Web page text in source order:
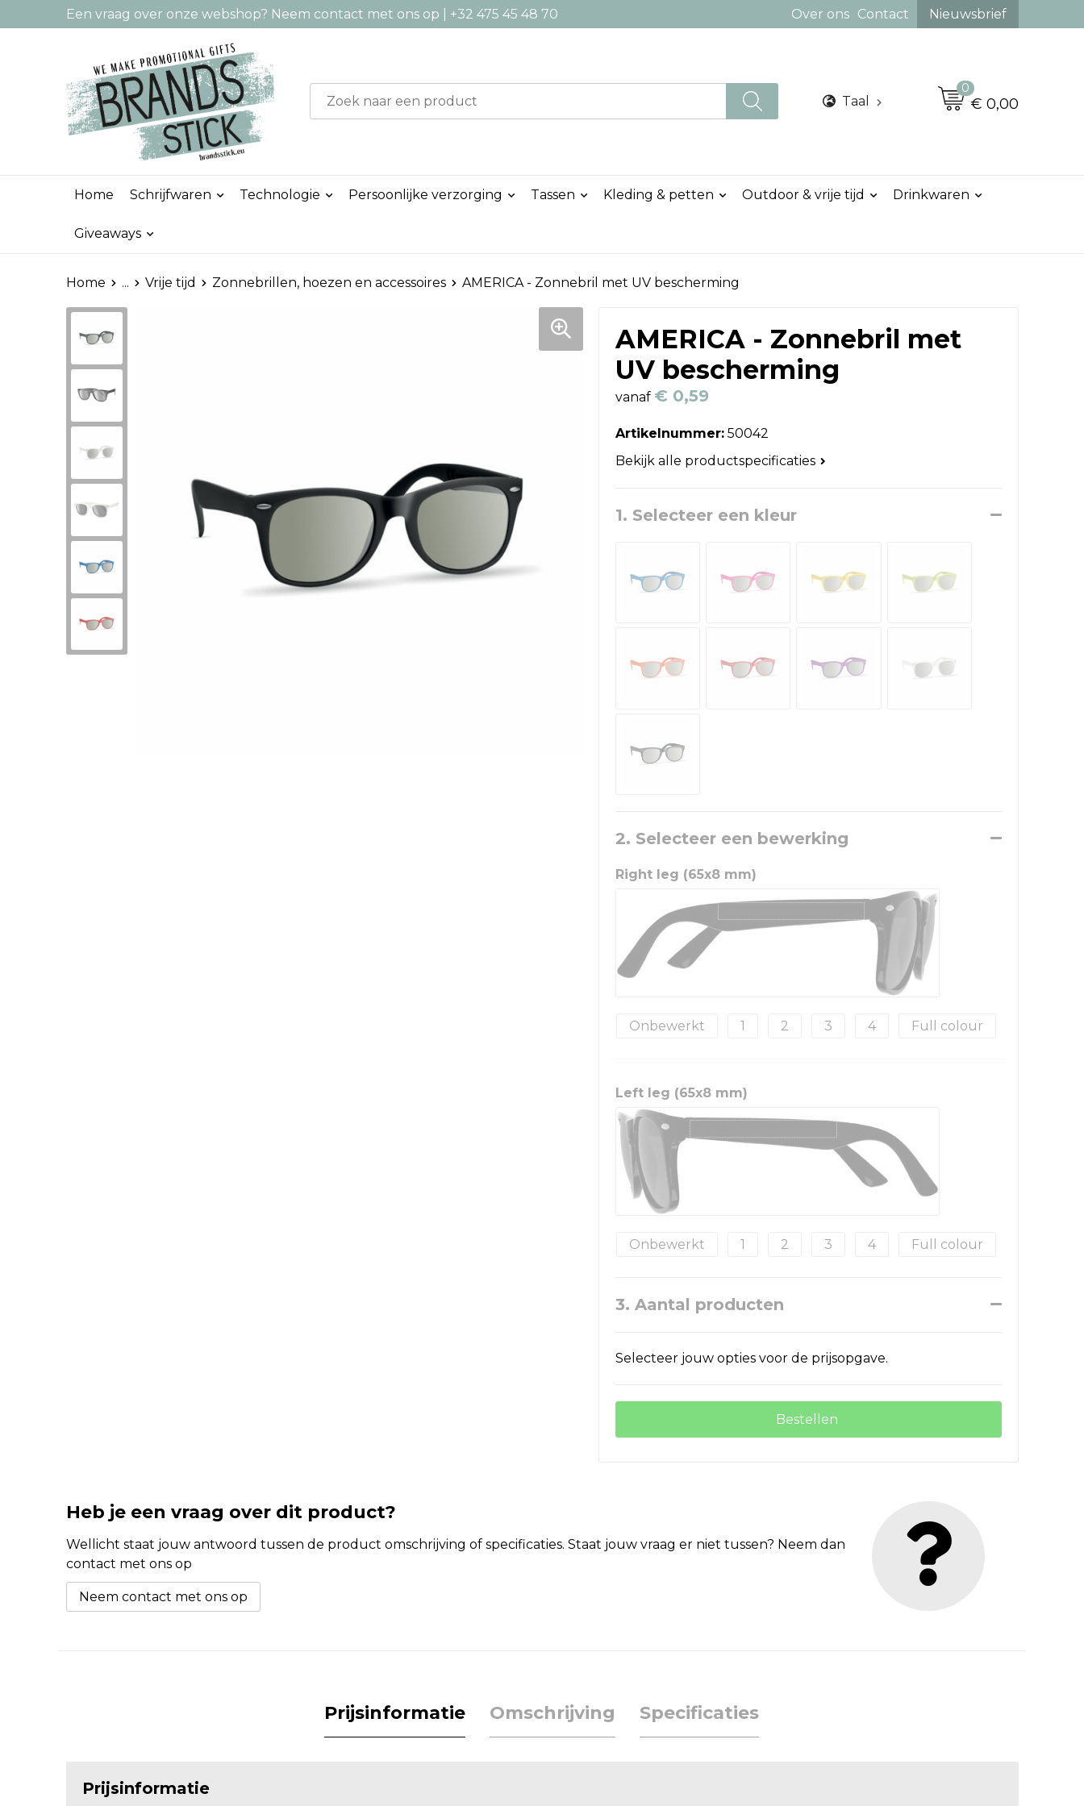
Een vraag over onze webshop? Neem contact met ons op | +32 475 45 48 70 Over ons Contact Nieuwsbrief
Taal
0
€ 0,00
Home Schrijfwaren Technologie Persoonlijke verzorging Tassen Kleding & petten Outdoor & vrije tijd Drinkwaren
Giveaways
Home ... Vrije tijd Zonnebrillen, hoezen en accessoires AMERICA - Zonnebril met UV bescherming
AMERICA - Zonnebril met
UV bescherming
vanaf € 0,59
Artikelnummer: 50042
Bekijk alle productspecificaties
1. Selecteer een kleur
2. Selecteer een bewerking
Right leg (65x8 mm)
Onbewerkt 1 2 3 4 Full colour
Left leg (65x8 mm)
Onbewerkt 1 2 3 4 Full colour
3. Aantal producten
Selecteer jouw opties voor de prijsopgave.
Bestellen
Heb je een vraag over dit product?
Wellicht staat jouw antwoord tussen de product omschrijving of specificaties. Staat jouw vraag er niet tussen? Neem dan
contact met ons op
Neem contact met ons op
Prijsinformatie Omschrijving Specificaties
Prijsinformatie